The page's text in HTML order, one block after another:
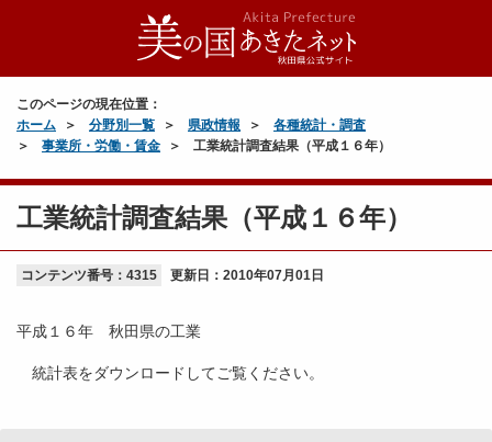
このページの現在位置：
ホーム
分野別一覧 県政情報
各種統計・調査
事業所・労働・賃金
工業統計調査結果（平成１６年）
工業統計調査結果（平成１６年）
コンテンツ番号：4315 更新日： 2010年07月01日
平成１６年 秋田県の工業
統計表をダウンロードしてご覧ください。